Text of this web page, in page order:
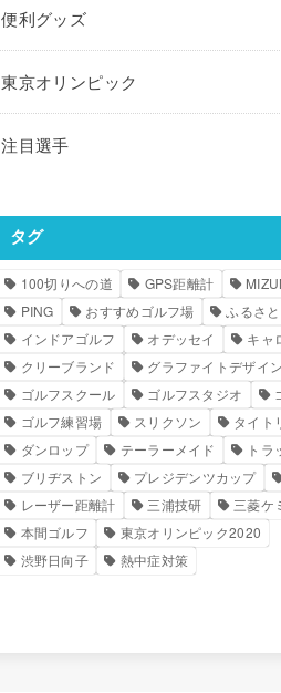
便利グッズ
東京オリンピック
注目選手
タグ
100切りへの道 GPS距離計
PING
おすすめゴルフ場
ふるさ
インドアゴルフ
オデッセイ
キャ
クリーブランド
グラファイトデザイン
ゴルフスクール
ゴルフスタジオ
ゴルフ練習場
スリクソン
タイト
ダンロップ
テーラーメイド
トラ
ブリヂストン
プレジデンツカップ
レーザー距離計
三浦技研
三菱ケ
本間ゴルフ
東京オリンピック2020
渋野日向子
熱中症対策